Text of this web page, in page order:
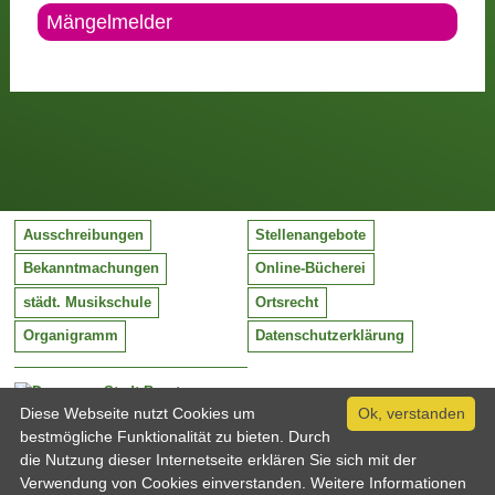
Mängelmelder
Stadt Barntrup
Mittelstraße 38
32683 Barntrup
Tel:
Email:
05263 / 409-0
info@barntrup.de
Ausschreibungen Stellenangebote
Bekanntmachungen Online-Bücherei
städt. Musikschule Ortsrecht
Organigramm Datenschutzerklärung
Ok, verstanden
Diese Webseite nutzt Cookies um
bestmögliche Funktionalität zu bieten. Durch
die Nutzung dieser Internetseite erklären Sie sich mit der
Verwendung von Cookies einverstanden. Weitere Informationen